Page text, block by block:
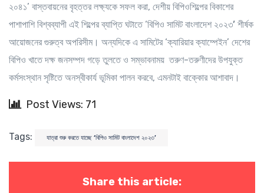
২০৪১’ বাস্তবায়নের বৃহত্তর লক্ষ্যকে সফল করা, দেশীয় বিপিওশিল্পের বিকাশের
পাশাপাশি বিশ্বব্যাপী এই শিল্পের ব্যাপ্তি ঘটাতে ‘বিপিও সামিট বাংলাদেশ ২০২৩’ শীর্ষক
আয়োজনের গুরুত্ব অপরিসীম। অন্যদিকে এ সামিটের ‘ক্যারিয়ার ক্যাম্পেইন’ দেশের
বিপিও খাতে দক্ষ জনসম্পদ গড়ে তুলতে ও সম্ভাবনাময় তরুণ-তরুণীদের উপযুক্ত
কর্মসংস্থান সৃষ্টিতে অনস্বীকার্য ভূমিকা পালন করবে, এমনটাই বাক্কোর আশাবাদ।
Post Views: 71
Tags: যাত্রা শুরু করতে যাচ্ছে ‘বিপিও সামিট বাংলাদেশ ২০২৩’
Share this article: